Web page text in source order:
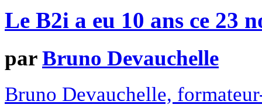
Le B2i a eu 10 ans ce 23
parBruno Devauchelle
Bruno Devauchelle,